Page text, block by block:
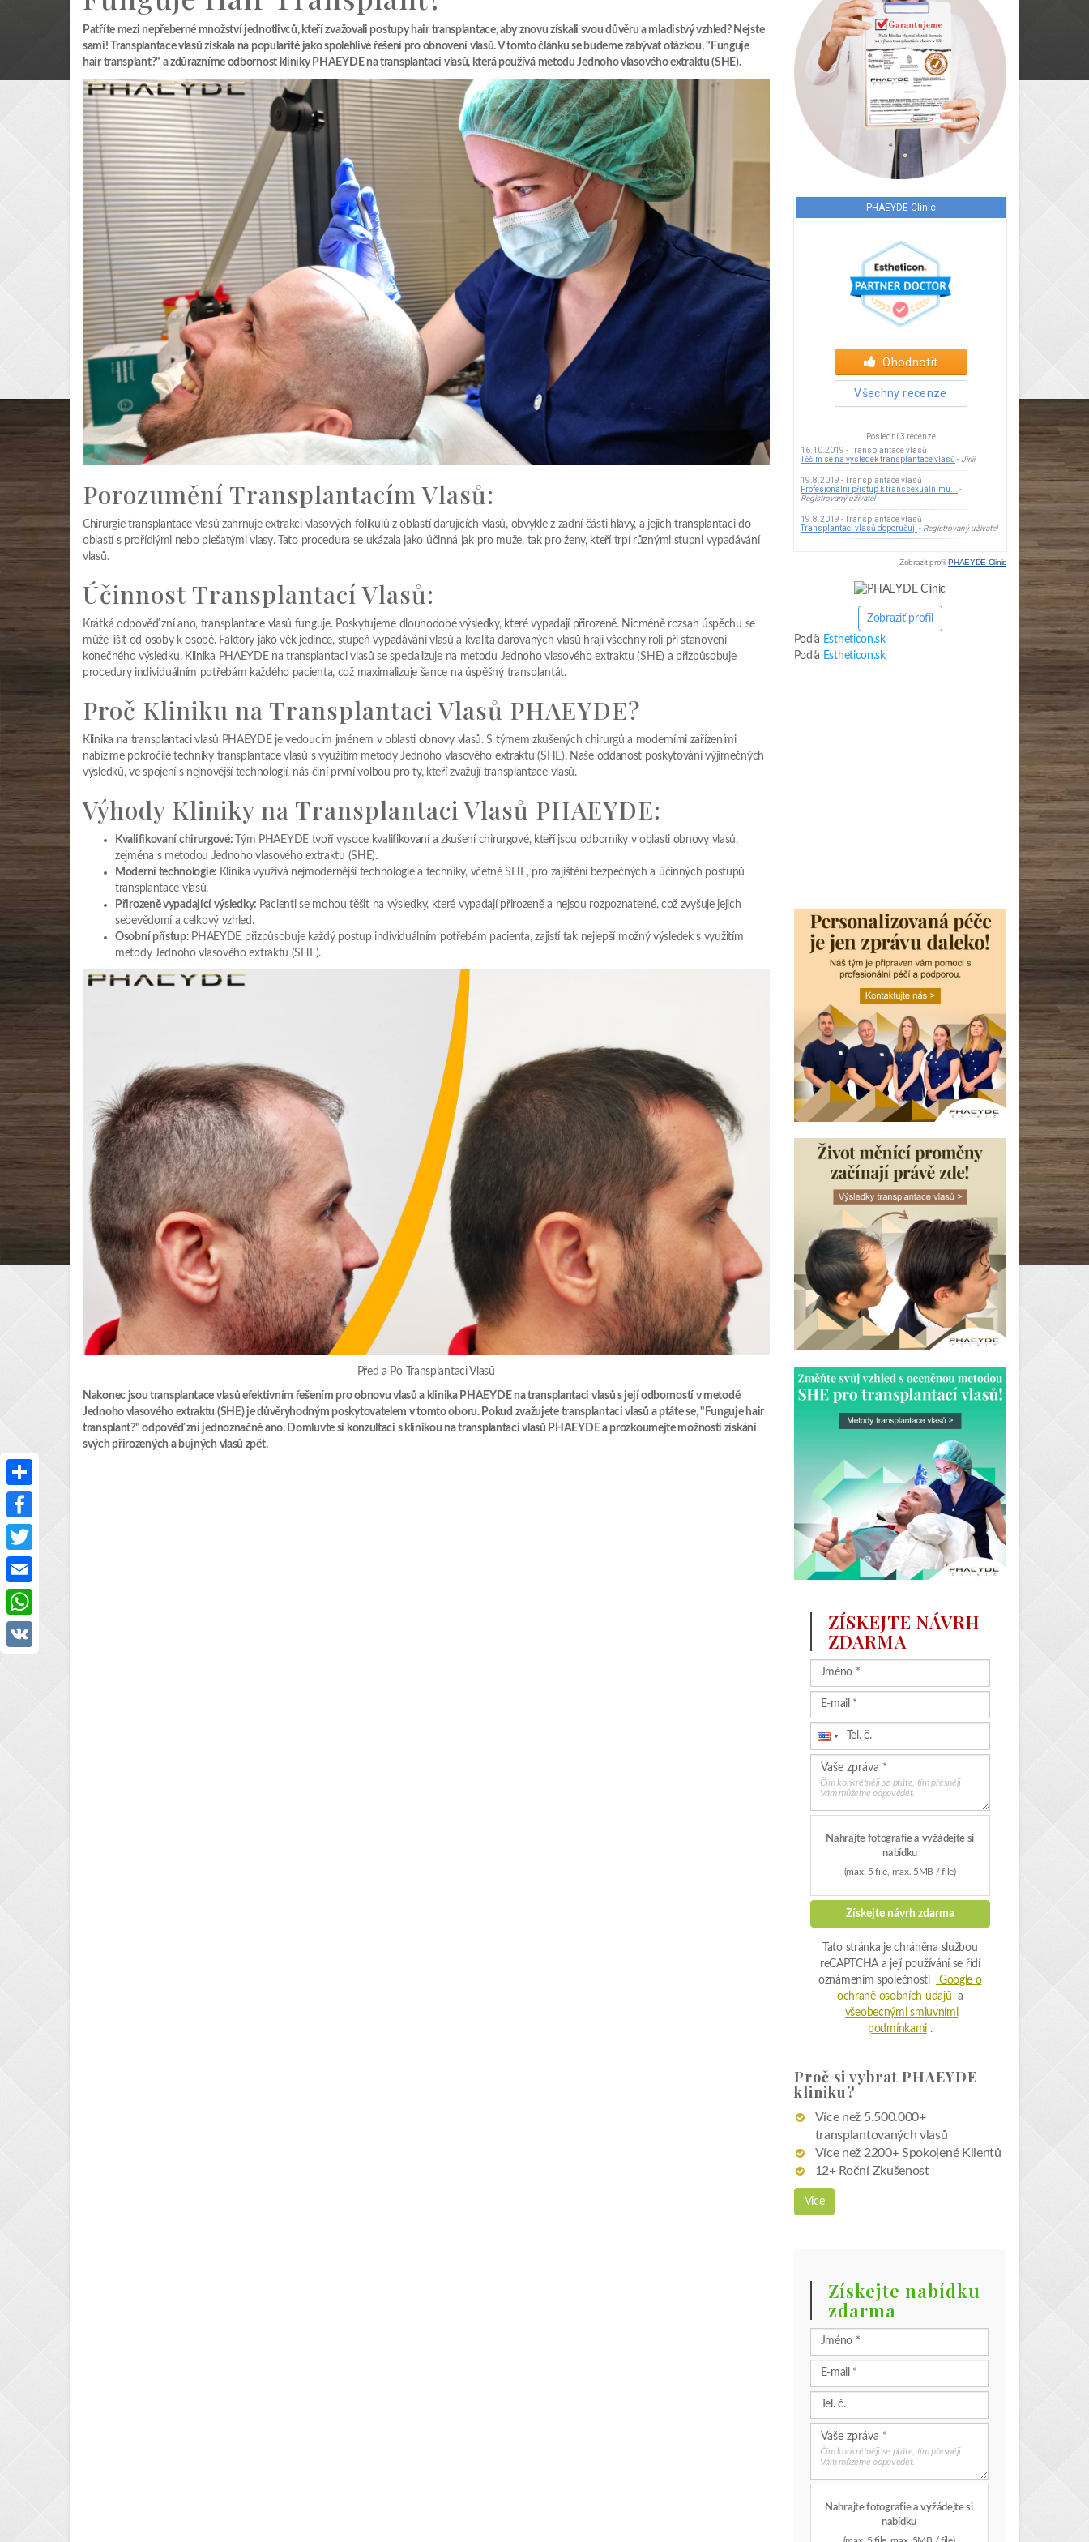
Patříte mezi nepřeberné množství jednotlivců, kteří zvažovali postupy hair transplantace, aby znovu získali svou důvěru a mladistvý vzhled? Nejste
sami! Transplantace vlasů získala na popularitě jako spolehlivé řešení pro obnovení vlasů. V tomto článku se budeme zabývat otázkou, "Funguje
hair transplant?" a zdůrazníme odbornost kliniky PHAEYDE na transplantaci vlasů, která používá metodu Jednoho vlasového extraktu (SHE).
Porozumění Transplantacím Vlasů:
Chirurgie transplantace vlasů zahrnuje extrakci vlasových folikulů z oblastí darujících vlasů, obvykle z zadní části hlavy, a jejich transplantaci do
oblastí s prořídlými nebo plešatými vlasy. Tato procedura se ukázala jako účinná jak pro muže, tak pro ženy, kteří trpí různými stupni vypadávání
vlasů.
Účinnost Transplantací Vlasů:
Krátká odpověď zní ano, transplantace vlasů funguje. Poskytujeme dlouhodobé výsledky, které vypadají přirozeně. Nicméně rozsah úspěchu se
může lišit od osoby k osobě. Faktory jako věk jedince, stupeň vypadávání vlasů a kvalita darovaných vlasů hrají všechny roli při stanovení
konečného výsledku. Klinika PHAEYDE na transplantaci vlasů se specializuje na metodu Jednoho vlasového extraktu (SHE) a přizpůsobuje
procedury individuálním potřebám každého pacienta, což maximalizuje šance na úspěšný transplantát.
Proč Kliniku na Transplantaci Vlasů PHAEYDE?
Klinika na transplantaci vlasů PHAEYDE je vedoucím jménem v oblasti obnovy vlasů. S týmem zkušených chirurgů a moderními zařízeními
nabízíme pokročilé techniky transplantace vlasů s využitím metody Jednoho vlasového extraktu (SHE). Naše oddanost poskytování výjimečných
výsledků, ve spojení s nejnovější technologií, nás činí první volbou pro ty, kteří zvažují transplantace vlasů.
Výhody Kliniky na Transplantaci Vlasů PHAEYDE:
Kvalifikovaní chirurgové:
Tým PHAEYDE tvoří vysoce kvalifikovaní a zkušení chirurgové, kteří jsou odborníky v oblasti obnovy vlasů,
zejména s metodou Jednoho vlasového extraktu (SHE).
Moderní technologie: Klinika využívá nejmodernější technologie a techniky, včetně SHE, pro zajištění bezpečných a účinných postupů
transplantace vlasů.
Přirozeně vypadající výsledky: Pacienti se mohou těšit na výsledky, které vypadají přirozeně a nejsou rozpoznatelné, což zvyšuje jejich
sebevědomí a celkový vzhled.
Osobní přístup: PHAEYDE přizpůsobuje každý postup individuálním potřebám pacienta, zajistí tak nejlepší možný výsledek s využitím
metody Jednoho vlasového extraktu (SHE).
Před a Po Transplantaci Vlasů
Nakonec jsou transplantace vlasů efektivním řešením pro obnovu vlasů a klinika PHAEYDE na transplantaci vlasů s její odborností v metodě
Jednoho vlasového extraktu (SHE) je důvěryhodným poskytovatelem v tomto oboru. Pokud zvažujete transplantaci vlasů a ptáte se, "Funguje hair
transplant?" odpověď zní jednoznačně ano. Domluvte si konzultaci s klinikou na transplantaci vlasů PHAEYDE a prozkoumejte možnosti získání
svých přirozených a bujných vlasů zpět.
Zobrazit profilPHAEYDE Clinic
Zobraziť profil
Podľa Estheticon.sk
Podľa Estheticon.sk
ZÍSKEJTE NÁVRH
ZDARMA
Čím konkrétněji se ptáte, tím přesněji
Vám můžeme odpovědět.
Nahrajte fotografie a vyžádejte si
nabídku
(max. 5 file, max. 5MB / file)
Získejte návrh zdarma
Tato stránka je chráněna službou
oznámením společnostiGoogle o
ochraně osobních údajůa
všeobecnými smluvními
podmínkami.
Proč si vybrat PHAEYDE
kliniku?
Více než 5.500.000+
transplantovaných vlasů
Více než 2200+ Spokojené Klientů
12+ Roční Zkušenost
Získejte nabídku
zdarma
Čím konkrétněji se ptáte, tím přesněji
Vám můžeme odpovědět.
Nahrajte fotografie a vyžádejte si
nabídku
(max. 5 file, max. 5MB / file)
Souhlasím s nakládáním s
poskytnutými údaji a přečetl(a)
jsem si a souhlasím sZásady
ochrany osobních údajů klienty,
které popisuje, jak jsou moje
údaje použity.
Share
Facebook
Twitter
Email
WhatsApp